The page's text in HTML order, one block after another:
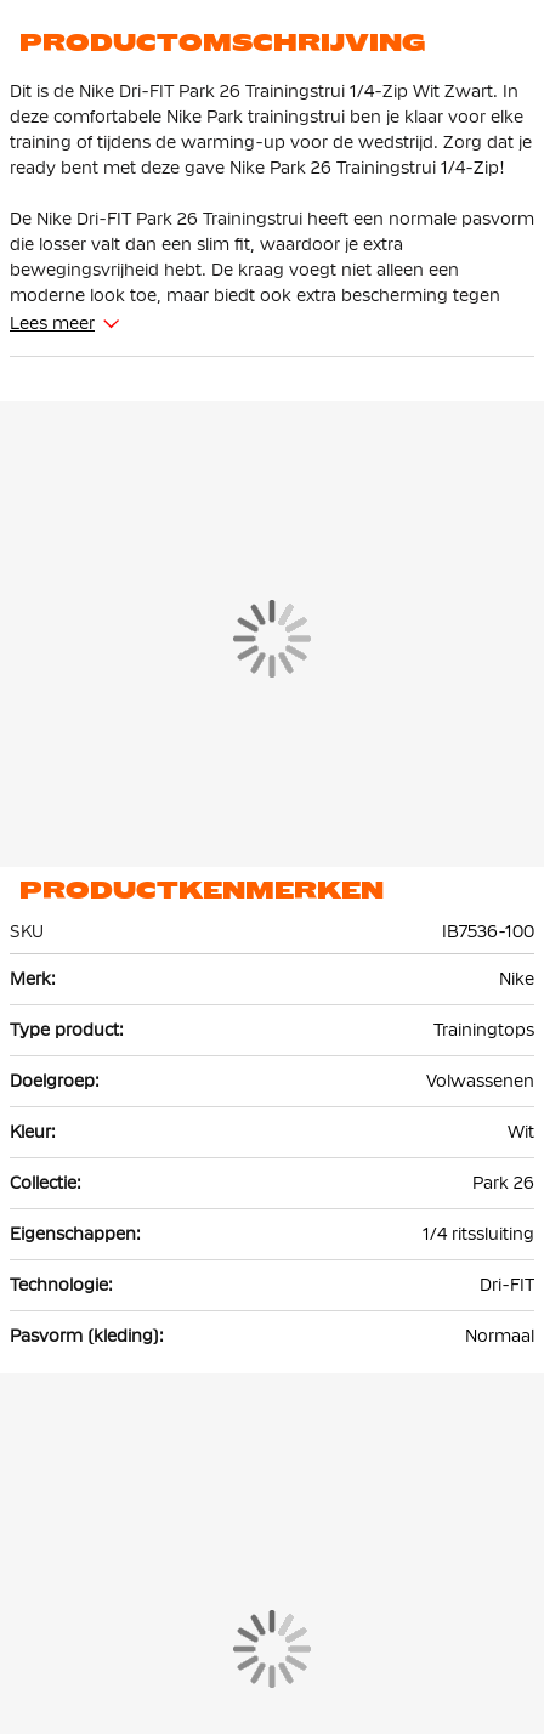
PRODUCTOMSCHRIJVING
Dit is de Nike Dri-FIT Park 26 Trainingstrui 1/4-Zip Wit Zwart. In
deze comfortabele Nike Park trainingstrui ben je klaar voor elke
training of tijdens de warming-up voor de wedstrijd. Zorg dat je
ready bent met deze gave Nike Park 26 Trainingstrui 1/4-Zip!
De Nike Dri-FIT Park 26 Trainingstrui heeft een normale pasvorm
die losser valt dan een slim fit, waardoor je extra
bewegingsvrijheid hebt. De kraag voegt niet alleen een
moderne look toe, maar biedt ook extra bescherming tegen
wind en kou.
Lees meer
PRODUCTKENMERKEN
SKU
IB7536-100
informatie
Nike
Trainingtops
Volwassenen
Wit
Park 26
1/4 ritssluiting
Dri-FIT
Normaal